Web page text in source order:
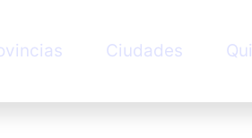
Ciudades